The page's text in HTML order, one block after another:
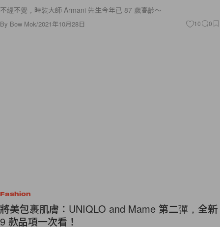
不經不覺，時裝大師 Armani 先生今年已 87 歲高齡～
By Bow Mok/2021年10月28日 10 0
Fashion
將美包裹肌膚：UNIQLO and Mame 第二彈，全新
9 款品項一次看！